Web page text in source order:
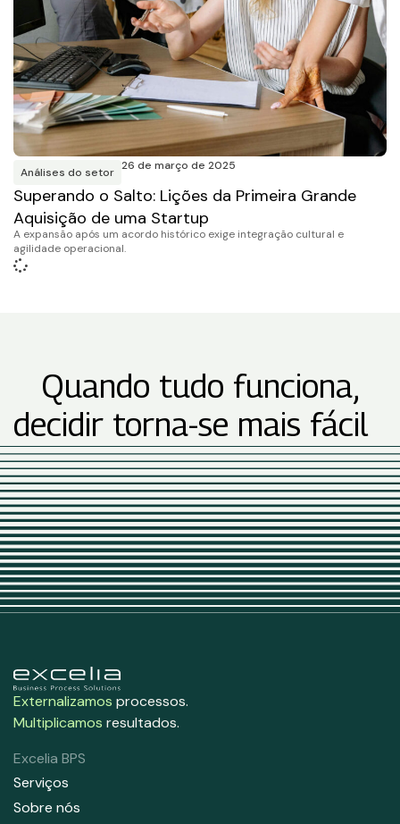
Análises do setor 26 de março de 2025
Superando o Salto: Lições da Primeira Grande
Aquisição de uma Startup
A expansão após um acordo histórico exige integração cultural e
agilidade operacional.
Quando tudo funciona,
decidir torna-se mais fácil
Externalizamos processos.
Multiplicamos resultados.
Excelia BPS
Serviços
Sobre nós